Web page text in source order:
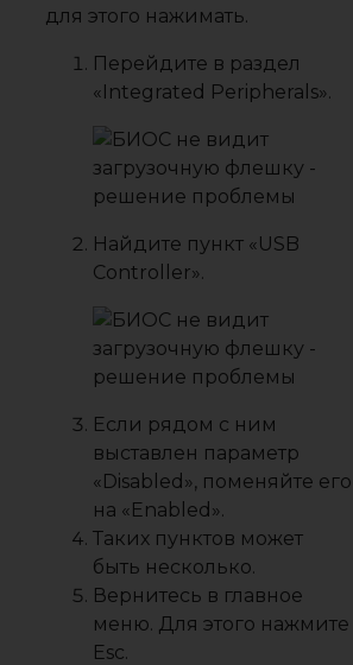
для этого нажимать.
Перейдите в раздел
«Integrated Peripherals».
Найдите пункт «USB
Controller».
Если рядом с ним
выставлен параметр
«Disabled», поменяйте его
на «Enabled».
Таких пунктов может
быть несколько.
Вернитесь в главное
меню. Для этого нажмите
Esc.